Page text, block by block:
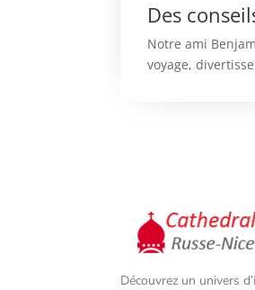
Des
Notre ami
voyage,
Découvrez un univers